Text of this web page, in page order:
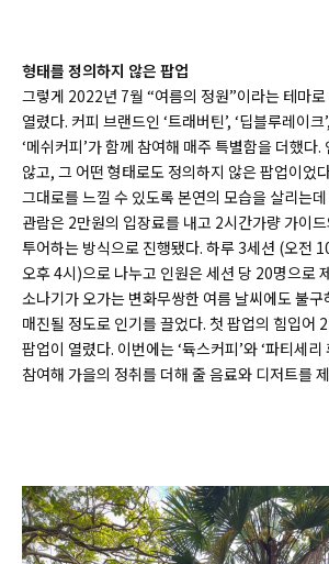
형태를 정의하지 않은 팝업
그렇게 2022년 7월 “여름의 정원”이라는 테마
열렸다. 커피 브랜드인 ‘트래버틴’, ‘딥블루레이크
‘메쉬커피’가 함께 참여해 매주 특별함을 더했다.
않고, 그 어떤 형태로도 정의하지 않은 팝업이었
그대로를 느낄 수 있도록 본연의 모습을 살리는
관람은 2만원의 입장료를 내고 2시간가량 가이
투어하는 방식으로 진행됐다. 하루 3세션 (오전
오후 4시)으로 나누고 인원은 세션 당 20명으로
소나기가 오가는 변화무쌍한 여름 날씨에도 불구
매진될 정도로 인기를 끌었다. 첫 팝업의 힘입어
팝업이 열렸다. 이번에는 ‘듁스커피’와 ‘파티세
참여해 가을의 정취를 더해 줄 음료와 디저트를